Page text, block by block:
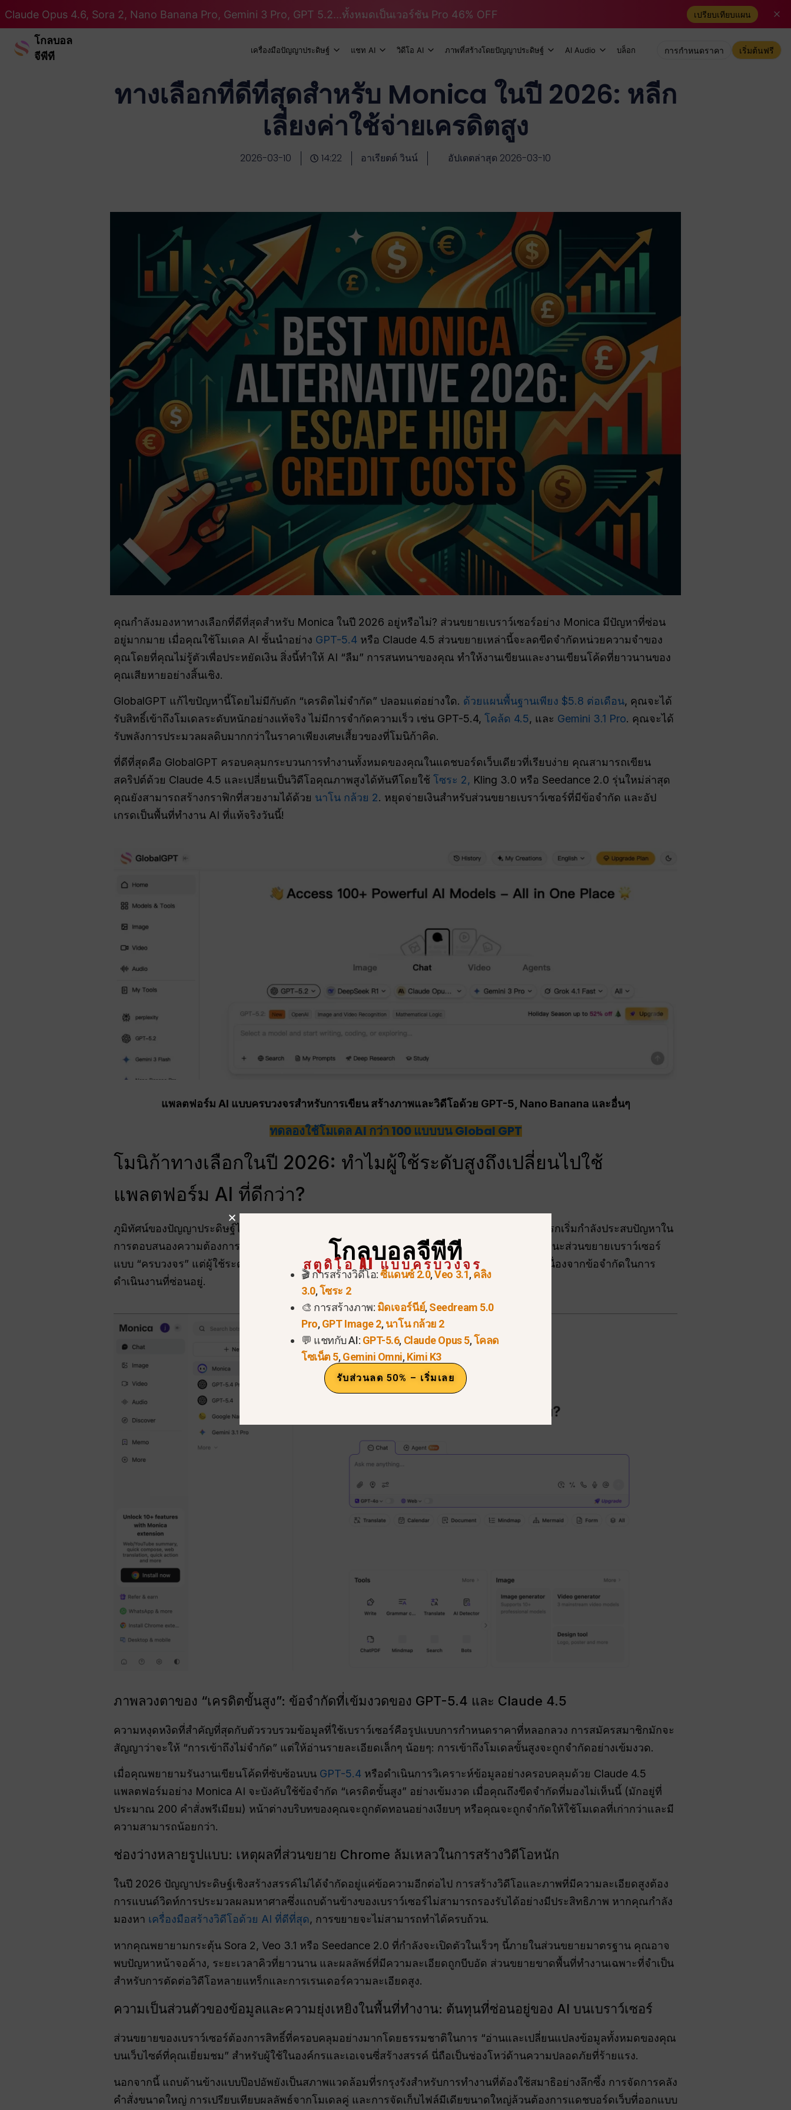
Claude Opus 4.6, Sora 2, Nano Banana Pro, Gemini 3 Pro, GPT 5.2...ทั้งหมดเป็นเวอร์ชัน Pro 46% OFF เปรียบเทียบแผน
โกลบอล
จีพีที
เครื่องมือปัญญาประดิษฐ์ แชท AI วิดีโอ AI ภาพที่สร้างโดยปัญญาประดิษฐ์ AI Audio บล็อก การกำหนดราคา เริ่มต้นฟรี
ทางเลือกที่ดีที่สุดสำหรับ Monica ในปี 2026: หลีก
เลี่ยงค่าใช้จ่ายเครดิตสูง
2026-03-10 14:22 อาเรียตต์ วินน์ อัปเดตล่าสุด 2026-03-10
คุณกำลังมองหาทางเลือกที่ดีที่สุดสำหรับ Monica ในปี 2026 อยู่หรือไม่? ส่วนขยายเบราว์เซอร์อย่าง Monica มีปัญหาที่ซ่อน
อยู่มากมาย เมื่อคุณใช้โมเดล AI ชั้นนำอย่าง GPT-5.4 หรือ Claude 4.5 ส่วนขยายเหล่านี้จะลดขีดจำกัดหน่วยความจำของ
คุณโดยที่คุณไม่รู้ตัวเพื่อประหยัดเงิน สิ่งนี้ทำให้ AI “ลืม” การสนทนาของคุณ ทำให้งานเขียนและงานเขียนโค้ดที่ยาวนานของ
คุณเสียหายอย่างสิ้นเชิง.
GlobalGPT แก้ไขปัญหานี้โดยไม่มีกับดัก “เครดิตไม่จำกัด” ปลอมแต่อย่างใด. ด้วยแผนพื้นฐานเพียง $5.8 ต่อเดือน, คุณจะได้
รับสิทธิ์เข้าถึงโมเดลระดับหนักอย่างแท้จริง ไม่มีการจำกัดความเร็ว เช่น GPT-5.4, โคล้ด 4.5, และ Gemini 3.1 Pro. คุณจะได้
รับพลังการประมวลผลดิบมากกว่าในราคาเพียงเศษเสี้ยวของที่โมนิก้าคิด.
ที่ดีที่สุดคือ GlobalGPT ครอบคลุมกระบวนการทำงานทั้งหมดของคุณในแดชบอร์ดเว็บเดียวที่เรียบง่าย คุณสามารถเขียน
สคริปต์ด้วย Claude 4.5 และเปลี่ยนเป็นวิดีโอคุณภาพสูงได้ทันทีโดยใช้ โซระ 2, Kling 3.0 หรือ Seedance 2.0 รุ่นใหม่ล่าสุด
คุณยังสามารถสร้างกราฟิกที่สวยงามได้ด้วย นาโน กล้วย 2. หยุดจ่ายเงินสำหรับส่วนขยายเบราว์เซอร์ที่มีข้อจำกัด และอัป
เกรดเป็นพื้นที่ทำงาน AI ที่แท้จริงวันนี้!
แพลตฟอร์ม AI แบบครบวงจรสำหรับการเขียน สร้างภาพและวิดีโอด้วย GPT-5, Nano Banana และอื่นๆ
ทดลองใช้โมเดล AI กว่า 100 แบบบน Global GPT
โมนิก้าทางเลือกในปี 2026: ทำไมผู้ใช้ระดับสูงถึงเปลี่ยนไปใช้
แพลตฟอร์ม AI ที่ดีกว่า?
ภูมิทัศน์ของปัญญาประดิษฐ์ได้พัฒนาไปอย่างมากภายในปี 2026 และเครื่องมือรวบรวมข้อมูลยุคแรกเริ่มกำลังประสบปัญหาใน
การตอบสนองความต้องการในระดับมืออาชีพ แม้ว่า Monica AI จะเป็นที่รู้จักอย่างแพร่หลายในฐานะส่วนขยายเบราว์เซอร์
แบบ “ครบวงจร” แต่ผู้ใช้ระดับสูงก็กำลังแสวงหาทางเลือกที่แข็งแกร่งกว่า Monica อย่างรวดเร็ว เนื่องจากข้อจำกัดในการ
ดำเนินงานที่ซ่อนอยู่.
ภาพลวงตาของ “เครดิตขั้นสูง”: ข้อจำกัดที่เข้มงวดของ GPT-5.4 และ Claude 4.5
ความหงุดหงิดที่สำคัญที่สุดกับตัวรวบรวมข้อมูลที่ใช้เบราว์เซอร์คือรูปแบบการกำหนดราคาที่หลอกลวง การสมัครสมาชิกมักจะ
สัญญาว่าจะให้ “การเข้าถึงไม่จำกัด” แต่ให้อ่านรายละเอียดเล็กๆ น้อยๆ: การเข้าถึงโมเดลขั้นสูงจะถูกจำกัดอย่างเข้มงวด.
เมื่อคุณพยายามรันงานเขียนโค้ดที่ซับซ้อนบน GPT-5.4 หรือดำเนินการวิเคราะห์ข้อมูลอย่างครอบคลุมด้วย Claude 4.5
แพลตฟอร์มอย่าง Monica AI จะบังคับใช้ข้อจำกัด “เครดิตขั้นสูง” อย่างเข้มงวด เมื่อคุณถึงขีดจำกัดที่มองไม่เห็นนี้ (มักอยู่ที่
ประมาณ 200 คำสั่งพรีเมียม) หน้าต่างบริบทของคุณจะถูกตัดทอนอย่างเงียบๆ หรือคุณจะถูกจำกัดให้ใช้โมเดลที่เก่ากว่าและมี
ความสามารถน้อยกว่า.
ช่องว่างหลายรูปแบบ: เหตุผลที่ส่วนขยาย Chrome ล้มเหลวในการสร้างวิดีโอหนัก
ในปี 2026 ปัญญาประดิษฐ์เชิงสร้างสรรค์ไม่ได้จำกัดอยู่แค่ข้อความอีกต่อไป การสร้างวิดีโอและภาพที่มีความละเอียดสูงต้อง
การแบนด์วิดท์การประมวลผลมหาศาลซึ่งแถบด้านข้างของเบราว์เซอร์ไม่สามารถรองรับได้อย่างมีประสิทธิภาพ หากคุณกำลัง
มองหา เครื่องมือสร้างวิดีโอด้วย AI ที่ดีที่สุด, การขยายจะไม่สามารถทำได้ครบถ้วน.
หากคุณพยายามกระตุ้น Sora 2, Veo 3.1 หรือ Seedance 2.0 ที่กำลังจะเปิดตัวในเร็วๆ นี้ภายในส่วนขยายมาตรฐาน คุณอาจ
พบปัญหาหน้าจอค้าง, ระยะเวลาคิวที่ยาวนาน และผลลัพธ์ที่มีความละเอียดถูกบีบอัด ส่วนขยายขาดพื้นที่ทำงานเฉพาะที่จำเป็น
สำหรับการตัดต่อวิดีโอหลายแทร็กและการเรนเดอร์ความละเอียดสูง.
ความเป็นส่วนตัวของข้อมูลและความยุ่งเหยิงในพื้นที่ทำงาน: ต้นทุนที่ซ่อนอยู่ของ AI บนเบราว์เซอร์
ส่วนขยายของเบราว์เซอร์ต้องการสิทธิ์ที่ครอบคลุมอย่างมากโดยธรรมชาติในการ “อ่านและเปลี่ยนแปลงข้อมูลทั้งหมดของคุณ
บนเว็บไซต์ที่คุณเยี่ยมชม” สำหรับผู้ใช้ในองค์กรและเอเจนซี่สร้างสรรค์ นี่ถือเป็นช่องโหว่ด้านความปลอดภัยที่ร้ายแรง.
นอกจากนี้ แถบด้านข้างแบบป๊อปอัพยังเป็นสภาพแวดล้อมที่รกรุงรังสำหรับการทำงานที่ต้องใช้สมาธิอย่างลึกซึ้ง การจัดการคลัง
คำสั่งขนาดใหญ่ การเปรียบเทียบผลลัพธ์จากโมเดลคู่ และการจัดเก็บไฟล์มีเดียขนาดใหญ่ล้วนต้องการแดชบอร์ดเว็บที่ออกแบบ
โกลบอลจีพีที
สตูดิโอ AI แบบครบวงจร
🎬 การสร้างวิดีโอ:ซีแดนซ์ 2.0,Veo 3.1,คลิง
3.0,โซระ 2
🎨 การสร้างภาพ: มิดเจอร์นีย์,Seedream 5.0
Pro,GPT Image 2,นาโน กล้วย 2
💬 แชทกับ AI: GPT-5.6, Claude Opus 5,โคลด
โซเน็ต 5,Gemini Omni,Kimi K3
รับส่วนลด 50% – เริ่มเลย